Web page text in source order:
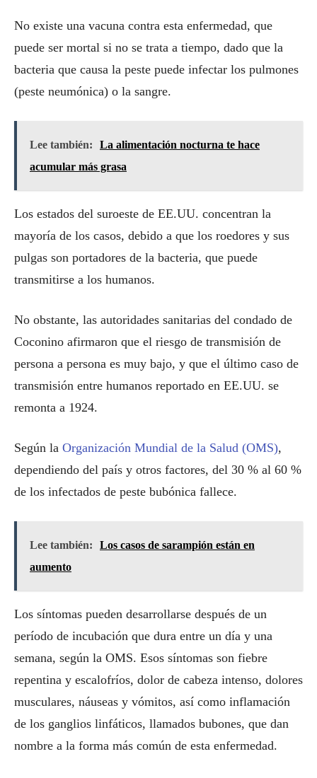
No existe una vacuna contra esta enfermedad, que
puede ser mortal si no se trata a tiempo, dado que la
bacteria que causa la peste puede infectar los pulmones
(peste neumónica) o la sangre.
Lee también:
La alimentación nocturna te hace
acumular más grasa
Los estados del suroeste de EE.UU. concentran la
mayoría de los casos, debido a que los roedores y sus
pulgas son portadores de la bacteria, que puede
transmitirse a los humanos.
No obstante, las autoridades sanitarias del condado de
Coconino afirmaron que el riesgo de transmisión de
persona a persona es muy bajo, y que el último caso de
transmisión entre humanos reportado en EE.UU. se
remonta a 1924.
Según la Organización Mundial de la Salud (OMS),
dependiendo del país y otros factores, del 30 % al 60 %
de los infectados de peste bubónica fallece.
Lee también:
Los casos de sarampión están en
aumento
Los síntomas pueden desarrollarse después de un
período de incubación que dura entre un día y una
semana, según la OMS. Esos síntomas son fiebre
repentina y escalofríos, dolor de cabeza intenso, dolores
musculares, náuseas y vómitos, así como inflamación
de los ganglios linfáticos, llamados bubones, que dan
nombre a la forma más común de esta enfermedad.